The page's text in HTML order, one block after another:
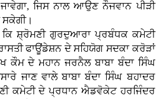
ਜਿਸ ਨਾਲ ਆਉਣ ਨੌਜਵਾਨ ਪੀੜੀ
ਕਿ ਸ਼੍ਰੋਮਣੀ ਗੁਰਦੁਆਰਾ ਪ੍ਰਬੰਧਕ ਕਮੇਟੀ
ਫਾਊਂਡੇਸ਼ਨ ਦੇ ਸਹਿਯੋਗ ਸਦਕਾ ਕਰੋੜਾਂ
ਕੌਮ ਦੇ ਮਹਾਨ ਜਰਨੈਲ ਬਾਬਾ ਬੰਦਾ ਸਿੰਘ
ਜਾਣ ਵਾਲੇ ਬਾਬਾ ਬੰਦਾ ਸਿੰਘ ਬਹਾਦਰ
ਕਮੇਟੀ ਦੇ ਪ੍ਰਧਾਨ ਐਡਵੋਕੇਟ ਹਰਜਿੰਦਰ